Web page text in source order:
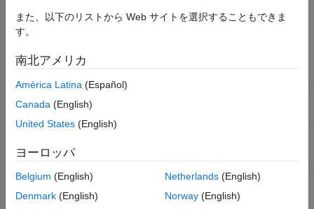
Analog Input and Output
Digital Input and Output
Multichannel Audio Input and Output
Operations
Simulink Data Acquisition
Troubleshooting in Data Acquisition
Data Acquisition Toolbox Supported
Hardware
following hardware.
Support
Analog Devices
Hardware
Digilent Analog
Hardware
Measurement
Computing
Hardware
Measurement
Computing™
R2017a Current
また、以下のリストから Web サイトを選択することもできま
す。
南北アメリカ
América Latina (Español)
Canada (English)
United States (English)
ヨーロッパ
Belgium (English)
Denmark (English)
Netherlands(English)
Norway(English)